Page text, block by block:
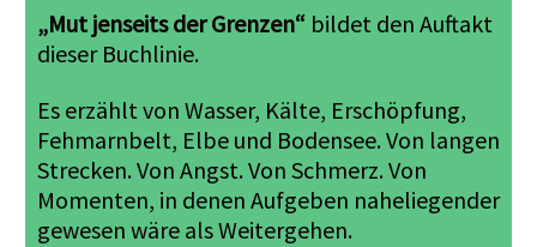
„Mut jenseits der Grenzen“ bildet den Auftakt
dieser Buchlinie.
Es erzählt von Wasser, Kälte, Erschöpfung,
Fehmarnbelt, Elbe und Bodensee. Von langen
Strecken. Von Angst. Von Schmerz. Von
Momenten, in denen Aufgeben naheliegender
gewesen wäre als Weitergehen.